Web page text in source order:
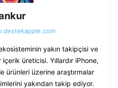
yakın takipçisi ve
üreticisi. Yıllardır iPhone,
ürünleri üzerine araştırmalar
yakından takip ediyor.